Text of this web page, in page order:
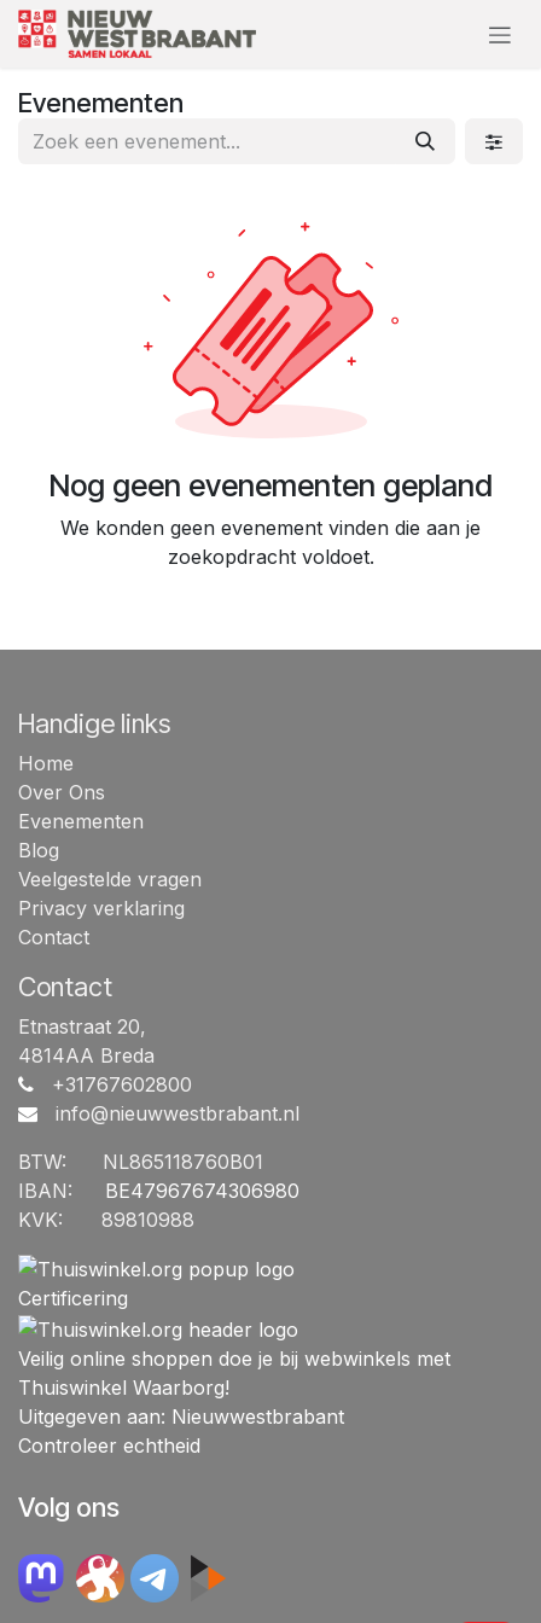
Overslaan naar inhoud
Evenementen
Nog geen evenementen gepland
We konden geen evenement vinden die aan je
zoekopdracht voldoet.
Handige links
Home
Over Ons
Evenementen
Blog
Veelgestelde vragen
Privacy verklaring
Contact
Contact
Etnastraat 20,
4814AA Breda
+31767602800
info@nieuwwestbrabant.nl
BTW:
​NL865118760B01
IBAN:
​BE47967674306980
KVK:
​89810988
Certificering
Veilig online shoppen doe je bij webwinkels met
Thuiswinkel Waarborg!
Uitgegeven aan: Nieuwwestbrabant
Controleer echtheid
Volg ons